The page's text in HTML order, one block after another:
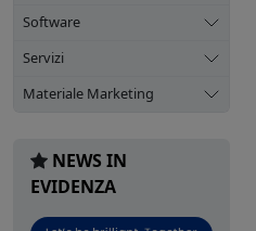
Software
Servizi
Materiale Marketing
NEWS IN
EVIDENZA